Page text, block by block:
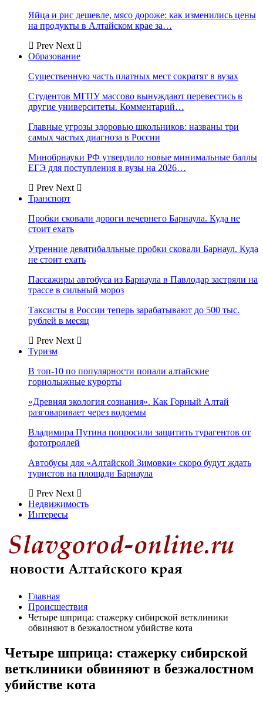
Яйца и рис дешевле, мясо дороже: как изменились цены
на продукты в Алтайском крае за…
Prev Next
Образование
Существенную часть платных мест сократят в вузах
Студентов МГПУ массово вынуждают перевестись в
другие университеты. Комментарий…
Главные угрозы здоровью школьников: названы три
самых частых диагноза в России
Минобрнауки РФ утвердило новые минимальные баллы
ЕГЭ для поступления в вузы на 2026…
Prev Next
Транспорт
Пробки сковали дороги вечернего Барнаула. Куда не
стоит ехать
Утренние девятибалльные пробки сковали Барнаул. Куда
не стоит ехать
Пассажиры автобуса из Барнаула в Павлодар застряли на
трассе в сильный мороз
Таксисты в России теперь зарабатывают до 500 тыс.
рублей в месяц
Prev Next
Туризм
В топ-10 по популярности попали алтайские
горнолыжные курорты
«Древняя экология сознания». Как Горный Алтай
разговаривает через водоемы
Владимира Путина попросили защитить турагентов от
фототроллей
Автобусы для «Алтайской Зимовки» скоро будут ждать
туристов на площади Барнаула
Prev Next
Недвижимость
Интересы
Главная
Происшествия
Четыре шприца: стажерку сибирской ветклиники
обвиняют в безжалостном убийстве кота
Четыре шприца: стажерку сибирской
ветклиники обвиняют в безжалостном
убийстве кота